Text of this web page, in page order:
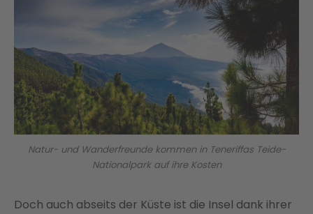
Natur- und Wanderfreunde kommen in Teneriffas Teide-
Nationalpark auf ihre Kosten
Doch auch abseits der Küste ist die Insel dank ihrer